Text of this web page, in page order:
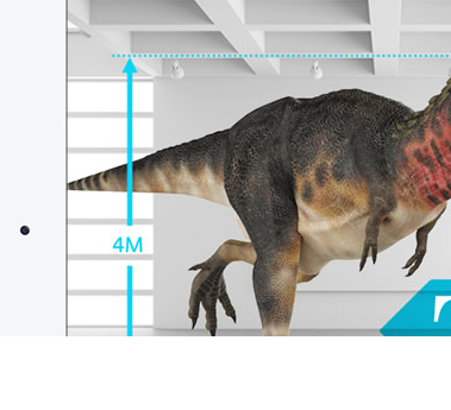
画像 映像
AIスランプトラッカー スマ
RayBrid KeyMaker
イン
エン
ジョブ・リターン